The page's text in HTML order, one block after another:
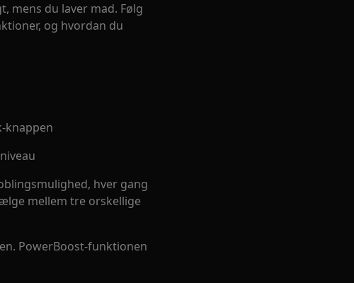
mens du laver mad. Følg
og hvordan du
knappen
hver gang
mellem tre orskellige
PowerBoost-funktionen